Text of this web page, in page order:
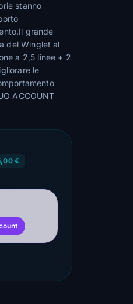
stanno
grande
del Winglet al
a 2,5 linee + 2
le
ACCOUNT
€